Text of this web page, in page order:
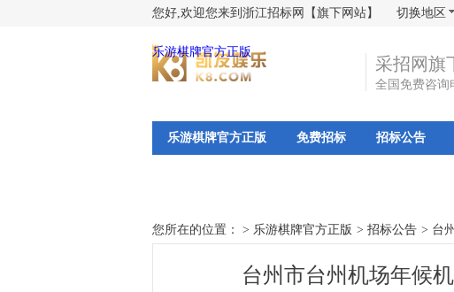
您好,欢迎您来到浙江招标网【旗下网站】 切换地区
乐游棋牌官方正版
采招网旗
全国免费咨询
乐游棋牌官方正版 免费招标 招标公告
您所在的位置： > 乐游棋牌官方正版 > 招标公告 > 台
台州市台州机场年候